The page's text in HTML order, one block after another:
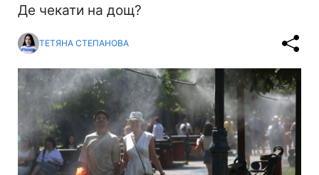
Де чекати на дощ?
ТЕТЯНА СТЕПАНОВА